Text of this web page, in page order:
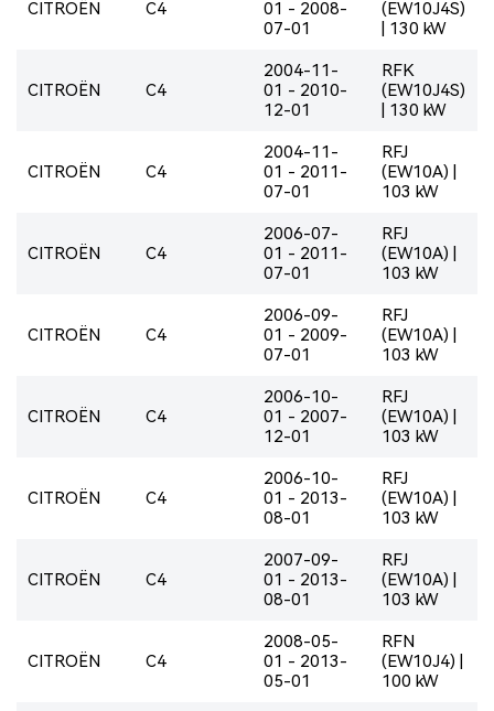
CITROËN C4
01 - 2008-
07-01
(EW10J4S)
| 130 kW
CITROËN C4
2004-11-
01 - 2010-
12-01
RFK
(EW10J4S)
| 130 kW
CITROËN C4
2004-11-
01 - 2011-
07-01
RFJ
(EW10A) |
103 kW
CITROËN C4
2006-07-
01 - 2011-
07-01
RFJ
(EW10A) |
103 kW
CITROËN C4
2006-09-
01 - 2009-
07-01
RFJ
(EW10A) |
103 kW
CITROËN C4
2006-10-
01 - 2007-
12-01
RFJ
(EW10A) |
103 kW
CITROËN C4
2006-10-
01 - 2013-
08-01
RFJ
(EW10A) |
103 kW
CITROËN C4
2007-09-
01 - 2013-
08-01
RFJ
(EW10A) |
103 kW
CITROËN C4
2008-05-
01 - 2013-
05-01
RFN
(EW10J4) |
100 kW